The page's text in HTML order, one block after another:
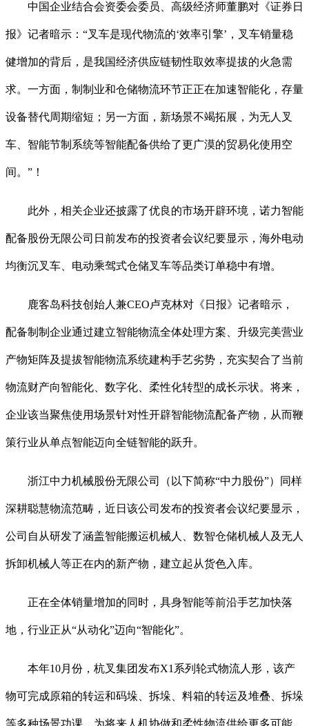
中国企业结合会资委会委员、高级经济师董鹏对《证券日
报》记者暗示：“叉车是现代物流的‘效率引擎’，叉车销量稳
健增加的背后，是我国经济供应链韧性取效率提拔的火急需
求。一方面，制制业和仓储物流环节正正在加速智能化，存量
设备替代周期缩短；另一方面，新场景不竭拓展，为无人叉
车、智能节制系统等智能配备供给了更广漠的贸易化使用空
间。”！
此外，相关企业还披露了优良的市场开辟环境，诺力智能
配备股份无限公司日前发布的投资者会议纪要显示，海外电动
均衡沉叉车、电动乘驾式仓储叉车等品类订单稳中有增。
鹿客岛科技创始人兼CEO卢克林对《日报》记者暗示，
配备制制企业通过建立智能物流全体处理方案、升级完美营业
产物矩阵及提拔智能物流系统建构手艺劣势，充实契合了当前
物流财产向智能化、数字化、柔性化转型的成长示状。将来，
企业该当聚焦使用场景针对性开辟智能物流配备产物，从而鞭
策行业从单点智能迈向全链智能的跃升。
浙江中力机械股份无限公司（以下简称“中力股份”）同样
深耕聪慧物流范畴，近日该公司发布的投资者会议纪要显示，
公司自从研发了涵盖智能搬运机械人、数智仓储机械人及无人
拆卸机械人等正在内的新产物，建立起从货色入库。
正在全体销量增加的同时，具身智能等前沿手艺加快落
地，行业正从“从动化”迈向“智能化”。
本年10月份，杭叉集团发布X1系列轮式物流人形，该产
物可完成原箱的转运和码垛、拆垛、料箱的转运及堆叠、拆垛